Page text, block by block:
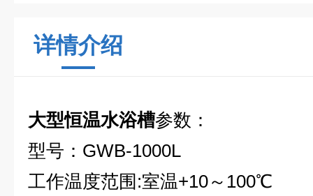
详情介绍
大型恒温水浴槽参数：
型号：GWB-1000L
工作温度范围:室温+10～100℃